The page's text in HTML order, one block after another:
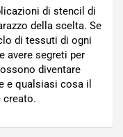
di stencil di
della scelta. Se
di tessuti di ogni
avere segreti per
diventare
e qualsiasi cosa il
creato.